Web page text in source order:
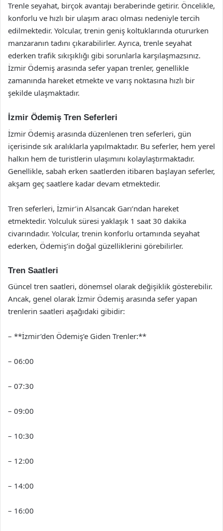
Trenle seyahat, birçok avantajı beraberinde getirir. Öncelikle,
konforlu ve hızlı bir ulaşım aracı olması nedeniyle tercih
edilmektedir. Yolcular, trenin geniş koltuklarında otururken
manzaranın tadını çıkarabilirler. Ayrıca, trenle seyahat
ederken trafik sıkışıklığı gibi sorunlarla karşılaşmazsınız.
İzmir Ödemiş arasında sefer yapan trenler, genellikle
zamanında hareket etmekte ve varış noktasına hızlı bir
şekilde ulaşmaktadır.
İzmir Ödemiş Tren Seferleri
İzmir Ödemiş arasında düzenlenen tren seferleri, gün
içerisinde sık aralıklarla yapılmaktadır. Bu seferler, hem yerel
halkın hem de turistlerin ulaşımını kolaylaştırmaktadır.
Genellikle, sabah erken saatlerden itibaren başlayan seferler,
akşam geç saatlere kadar devam etmektedir.
Tren seferleri, İzmir’in Alsancak Garı’ndan hareket
etmektedir. Yolculuk süresi yaklaşık 1 saat 30 dakika
civarındadır. Yolcular, trenin konforlu ortamında seyahat
ederken, Ödemiş’in doğal güzelliklerini görebilirler.
Tren Saatleri
Güncel tren saatleri, dönemsel olarak değişiklik gösterebilir.
Ancak, genel olarak İzmir Ödemiş arasında sefer yapan
trenlerin saatleri aşağıdaki gibidir:
– **İzmir’den Ödemiş’e Giden Trenler:**
– 06:00
– 07:30
– 09:00
– 10:30
– 12:00
– 14:00
– 16:00